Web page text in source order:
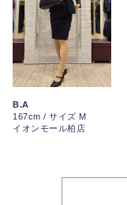
B.A
167cm / サイズ M
イオンモール柏店